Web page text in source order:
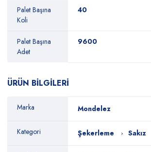
Palet Başına
Koli
40
Palet Başına
Adet
9600
ÜRÜN BİLGİLERİ
Marka Mondelez
Kategori Şekerleme Sakız